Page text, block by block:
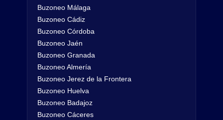
Buzoneo Málaga
Buzoneo Cádiz
Buzoneo Córdoba
Buzoneo Jaén
Buzoneo Granada
Buzoneo Almería
Buzoneo Jerez de la Frontera
Buzoneo Huelva
Buzoneo Badajoz
Buzoneo Cáceres